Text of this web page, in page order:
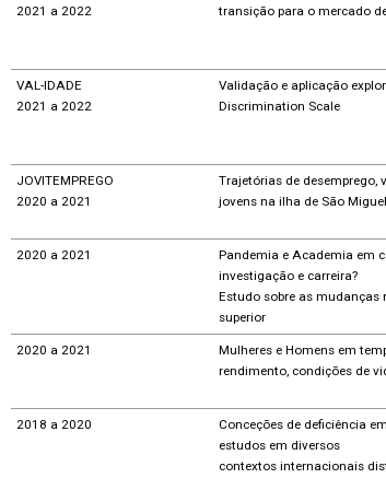
2021 a 2022
transição para o mercado
VAL-IDADE
2021 a 2022
Validação e aplicação
Discrimination Scale
JOVITEMPREGO
2020 a 2021
Trajetórias de desemprego,
jovens na ilha de São Miguel
2020 a 2021
Pandemia e Academia em
investigação e carreira?
Estudo sobre as mudanças
superior
2020 a 2021
Mulheres e Homens em
rendimento, condições de
2018 a 2020
Conceções de deficiência
estudos em diversos
contextos internacionais